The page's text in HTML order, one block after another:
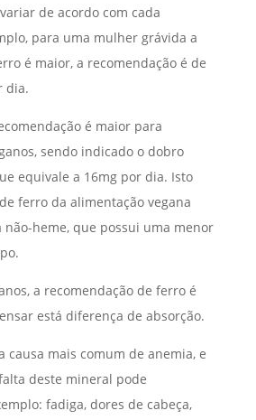
de acordo com cada
para uma mulher grávida a
é maior, a recomendação é de
dia.
é maior para
sendo indicado o dobro
equivale a 16mg por dia. Isto
ferro da alimentação vegana
não-heme, que possui uma menor
a recomendação de ferro é
está diferença de absorção.
causa mais comum de anemia, e
deste mineral pode
fadiga, dores de cabeça,